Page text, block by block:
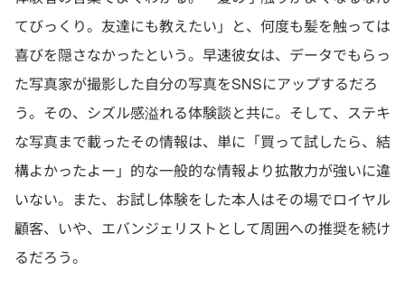
てびっくり。友達にも教えたい」と、何度も髪を触っては
喜びを隠さなかったという。早速彼女は、データでもらっ
た写真家が撮影した自分の写真をSNSにアップするだろ
う。その、シズル感溢れる体験談と共に。そして、ステキ
な写真まで載ったその情報は、単に「買って試したら、結
構よかったよー」的な一般的な情報より拡散力が強いに違
いない。また、お試し体験をした本人はその場でロイヤル
顧客、いや、エバンジェリストとして周囲への推奨を続け
るだろう。